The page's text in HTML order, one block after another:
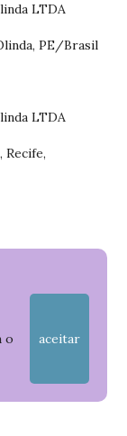
o
aceitar
LTDA
PE/Brasil
LTDA
Recife,
e-MEC